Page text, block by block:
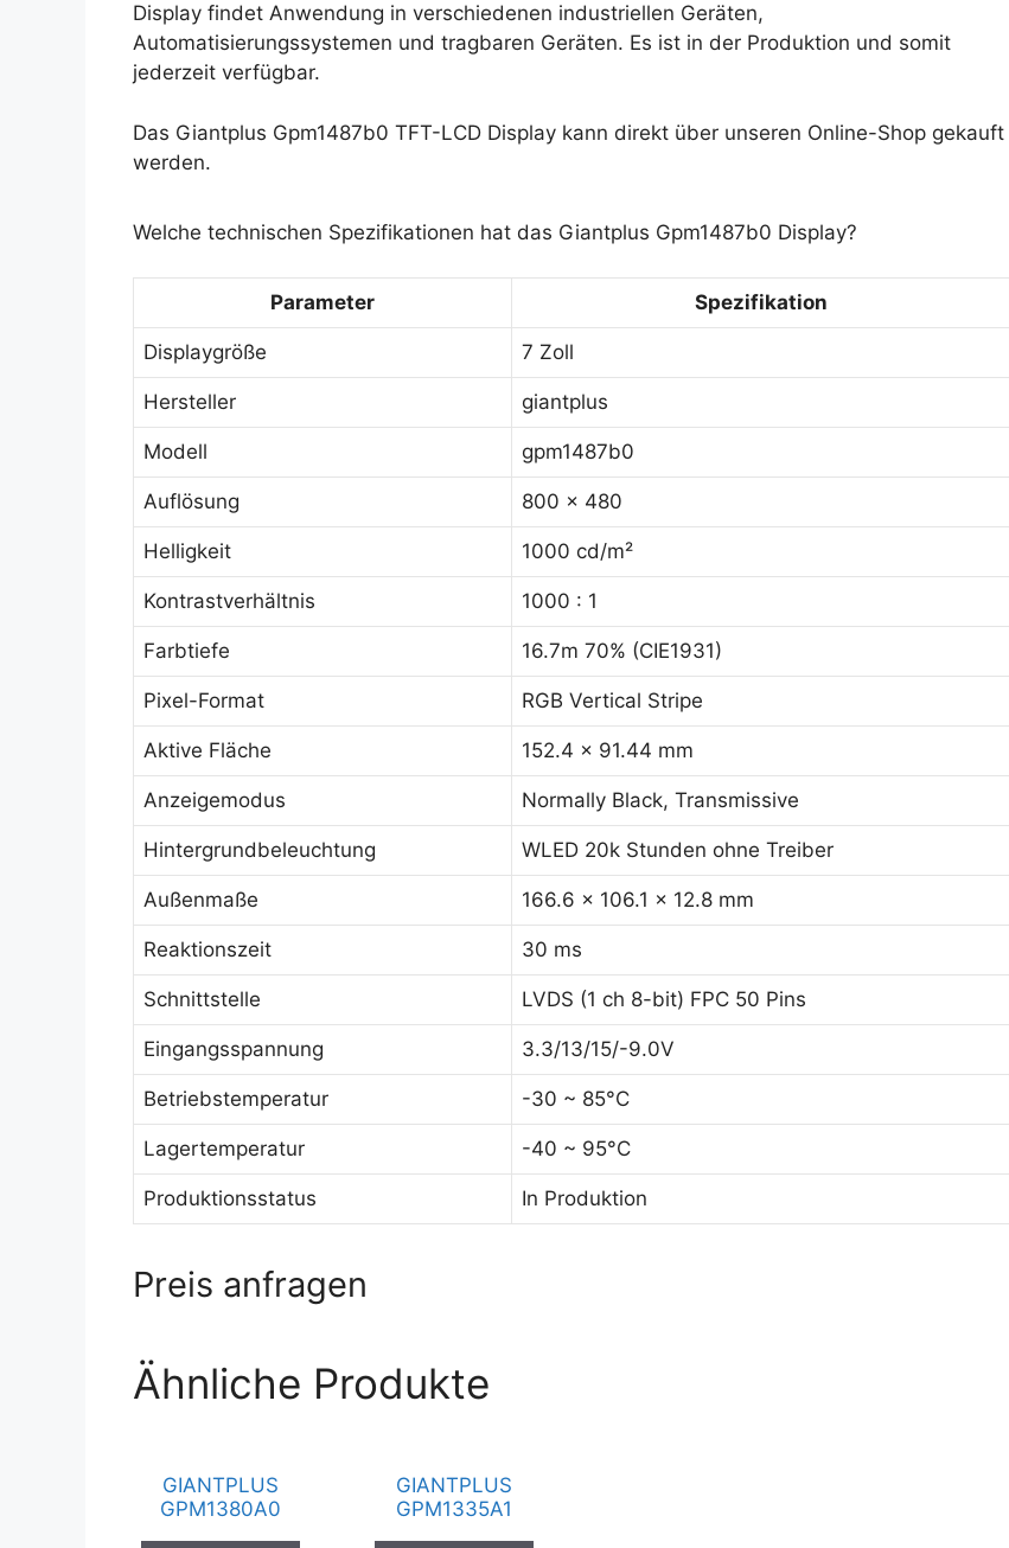
Display findet Anwendung in verschiedenen industriellen Geräten,
Automatisierungssystemen und tragbaren Geräten. Es ist in der Produktion und somit
jederzeit verfügbar.
Das Giantplus Gpm1487b0 TFT-LCD Display kann direkt über unseren Online-Shop gekauft
werden.
Welche technischen Spezifikationen hat das Giantplus Gpm1487b0 Display?
Parameter Spezifikation
Displaygröße 7 Zoll
Hersteller giantplus
Modell gpm1487b0
Auflösung 800 x 480
Helligkeit 1000 cd/m²
Kontrastverhältnis 1000 : 1
Farbtiefe 16.7m 70% (CIE1931)
Pixel-Format RGB Vertical Stripe
Aktive Fläche 152.4 x 91.44 mm
Anzeigemodus Normally Black, Transmissive
Hintergrundbeleuchtung WLED 20k Stunden ohne Treiber
Außenmaße 166.6 x 106.1 x 12.8 mm
Reaktionszeit 30 ms
Schnittstelle LVDS (1 ch 8-bit) FPC 50 Pins
Eingangsspannung 3.3/13/15/-9.0V
Betriebstemperatur -30 ~ 85°C
Lagertemperatur -40 ~ 95°C
Produktionsstatus In Produktion
Preis anfragen
Ähnliche Produkte
GIANTPLUS
GPM1380A0
GIANTPLUS
GPM1335A1